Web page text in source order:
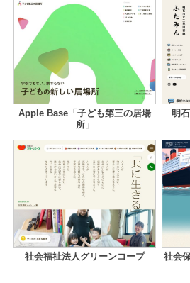
Apple Base「子ども第三の居場
所」
明
社会福祉法人グリーンコープ 社会